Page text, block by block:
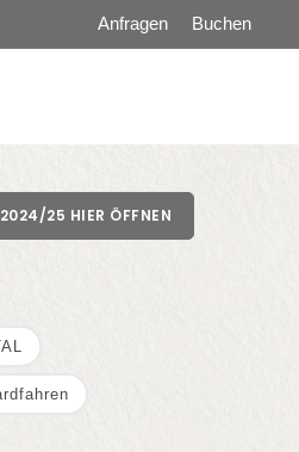
Anfragen Buchen
25 HIER ÖFFNEN